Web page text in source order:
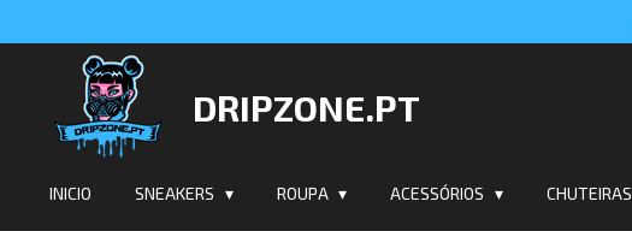
conteúdo
principal
DRIPZONE.PT
INICIO SNEAKERS ROUPA ACESSÓRIOS CHUTEIRAS